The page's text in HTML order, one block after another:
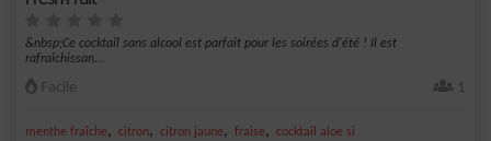
&nbsp;Ce cocktail sans alcool est parfait pour les soirées d'été ! Il est
rafraîchissan...
Facile 1
menthe fraîche, citron, citron jaune, fraise, cocktail aloe si